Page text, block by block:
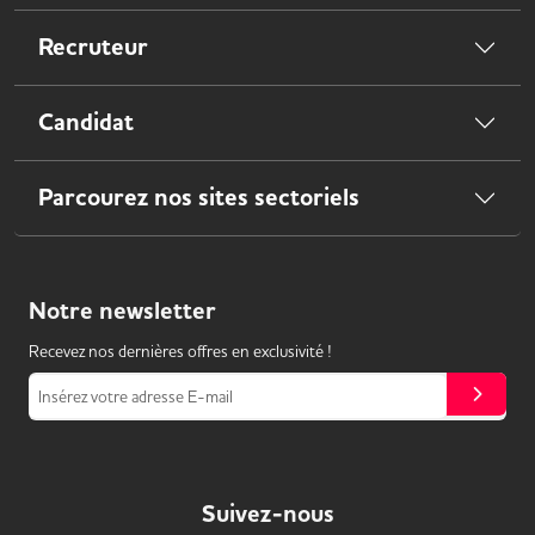
Recruteur
Candidat
Parcourez nos sites sectoriels
Notre newsletter
Recevez nos dernières offres en exclusivité !
Insérez votre adresse E-mail
Suivez-nous